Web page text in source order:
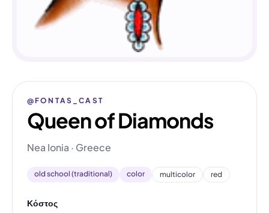
@FONTAS_CAST
Queen of Diamonds
Nea Ionia · Greece
old school (traditional) color multicolor red
Κόστος